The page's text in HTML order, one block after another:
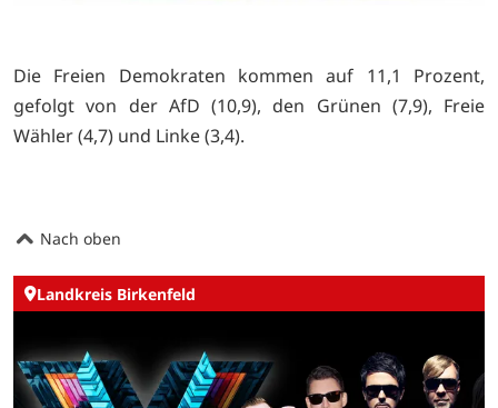
Die Freien Demokraten kommen auf 11,1 Prozent,
gefolgt von der AfD (10,9), den Grünen (7,9), Freie
Wähler (4,7) und Linke (3,4).
Nach oben
Landkreis Birkenfeld